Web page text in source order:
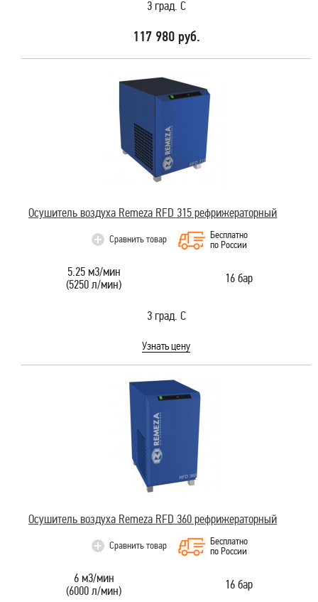
3 град. С
117 980 руб.
Осушитель воздуха Remeza RFD 315 рефрижераторный
Сравнить товар
Бесплатно
по России
5.25 м3/мин
(5250 л/мин)
16 бар
3 град. С
Узнать цену
Осушитель воздуха Remeza RFD 360 рефрижераторный
Сравнить товар
Бесплатно
по России
6 м3/мин
(6000 л/мин)
16 бар